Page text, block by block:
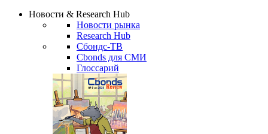
Новости & Research Hub
Новости рынка
Research Hub
Сбондс-ТВ
Cbonds для СМИ
Глоссарий